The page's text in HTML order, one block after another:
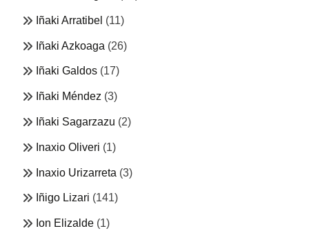
Iñaki Arratibel (11)
Iñaki Azkoaga (26)
Iñaki Galdos (17)
Iñaki Méndez (3)
Iñaki Sagarzazu (2)
Inaxio Oliveri (1)
Inaxio Urizarreta (3)
Iñigo Lizari (141)
Ion Elizalde (1)